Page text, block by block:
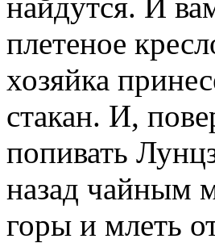
плетеное
хозяйка
стакан. И,
попивать
назад чайным
горы и млеть